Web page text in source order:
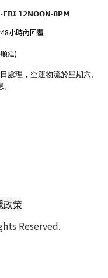
𝗙𝗥𝗜 𝟭𝟮𝗡𝗢𝗢𝗡-𝟴𝗣𝗠
小時內回覆
延)
處理，空運物流於星期六、
政策
Reserved.